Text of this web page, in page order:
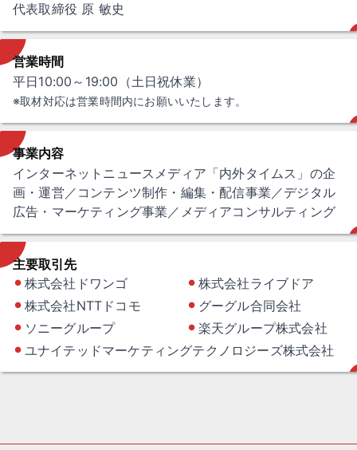
代表取締役 原 敏史
営業時間
平日10:00～19:00（土日祝休業）
※取材対応は営業時間内にお願いいたします。
事業内容
インターネットニュースメディア「内外タイムス」の企
画・運営／コンテンツ制作・編集・配信事業／デジタル
広告・マーケティング事業／メディアコンサルティング
主要取引先
● 株式会社ドワンゴ ● 株式会社ライブドア
● 株式会社NTTドコモ ● グーグル合同会社
● ソニーグループ ● 楽天グループ株式会社
● ユナイテッドマーケティングテクノロジーズ株式会社